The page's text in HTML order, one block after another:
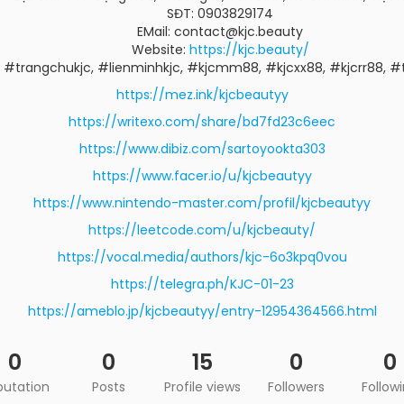
SĐT: 0903829174
EMail: contact@kjc.beauty
Website: https://kjc.beauty/
#trangchukjc, #lienminhkjc, #kjcmm88, #kjcxx88, #kjcrr88,
https://mez.ink/kjcbeautyy
https://writexo.com/share/bd7fd23c6eec
https://www.dibiz.com/sartoyookta303
https://www.facer.io/u/kjcbeautyy
https://www.nintendo-master.com/profil/kjcbeautyy
https://leetcode.com/u/kjcbeauty/
https://vocal.media/authors/kjc-6o3kpq0vou
https://telegra.ph/KJC-01-23
https://ameblo.jp/kjcbeautyy/entry-12954364566.html
0 0
Posts
15
Profile views
0
Followers
0